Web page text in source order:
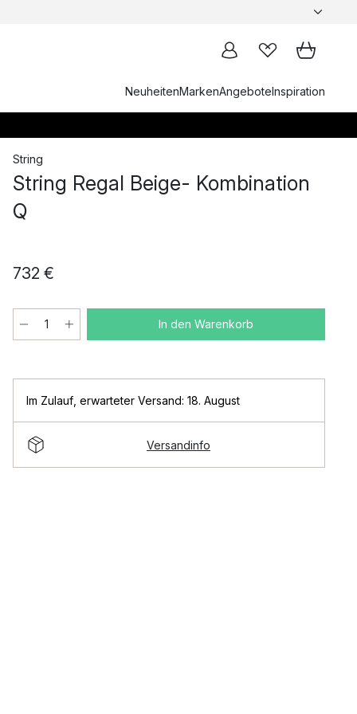
NeuheitenMarkenAngeboteInspiration
String
String Regal Beige- Kombination
Q
732 €
In den Warenkorb
Im Zulauf erwarteter Versand: 18. August
Versandinfo